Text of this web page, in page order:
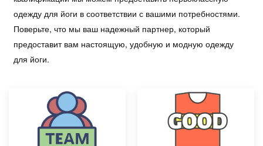
одежду для йоги в соответствии с вашими потребностями.
Поверьте, что мы ваш надежный партнер, который
предоставит вам настоящую, удобную и модную одежду
для йоги.